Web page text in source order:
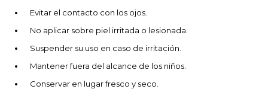
Evitar el contacto con los ojos.
No aplicar sobre piel irritada o lesionada.
Suspender su uso en caso de irritación.
Mantener fuera del alcance de los niños.
Conservar en lugar fresco y seco.